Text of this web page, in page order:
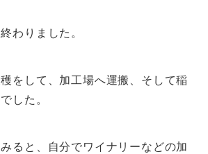
わりました。
をして、加工場へ運搬、そして稲
した。
ると、自分でワイナリーなどの加